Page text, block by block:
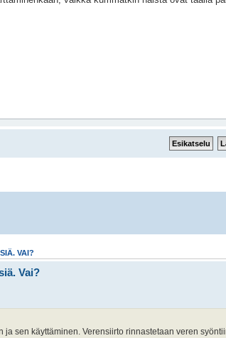
VAI?
Vai?
ja sen käyttäminen. Verensiirto rinnastetaan veren